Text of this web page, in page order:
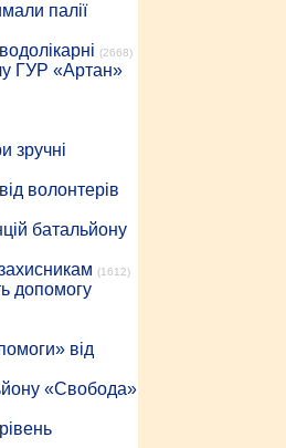
палії
(2668)
ГУР «Артан»
зручні
волонтерів
батальйону
(1612)
допомогу
від
«Свобода»